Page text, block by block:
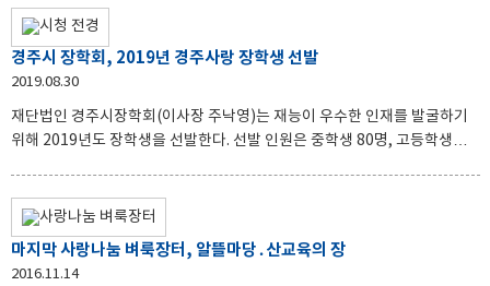
능동적인 책읽기(초등 4-6)’ 등의 프로그램으로 진행된다. 특히 ‘동화를 통
한 능동적인 책읽기’는 ‘멍’, ‘목걸이’, ‘우동 한 그릇’ 등 단편동화의 특징을 이
해하고, 책의 내용의 올바른 습득 등 다양한 관점에서 감상함과
경주시 장학회, 2019년 경주사랑 장학생 선발
2019.08.30
재단법인 경주시장학회(이사장 주낙영)는 재능이 우수한 인재를 발굴하기
위해 2019년도 장학생을 선발한다. 선발 인원은 중학생 80명, 고등학생
으로 부모 또는 학생이 경주시에 주민등록을 두고 있으며, 학업성적이 우수
하거나 장래 촉망받는 특기로 지역의 명예를 드높인 학생 중 경제적 사정이
어려운 학생들에게 우선 지급하며 1세대 1인에 한정한다. 신청접수는 9월
마지막 사랑나눔 벼룩장터, 알뜰마당․산교육의 장
2016.11.14